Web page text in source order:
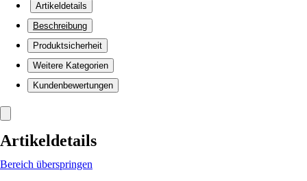
Artikeldetails
Beschreibung
Produktsicherheit
Weitere Kategorien
Kundenbewertungen
Artikeldetails
Bereich überspringen